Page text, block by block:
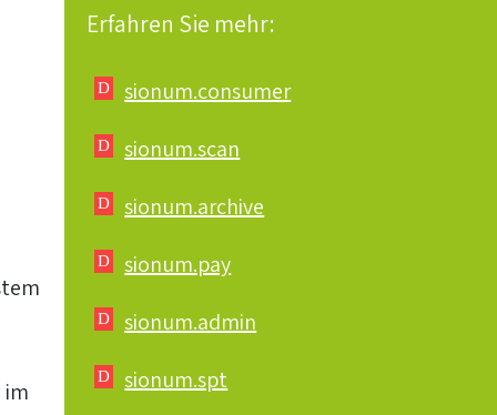
Erfahren Sie mehr:
sionum.consumer
sionum.scan
sionum.archive
sionum.pay
sionum.admin
sionum.spt
im